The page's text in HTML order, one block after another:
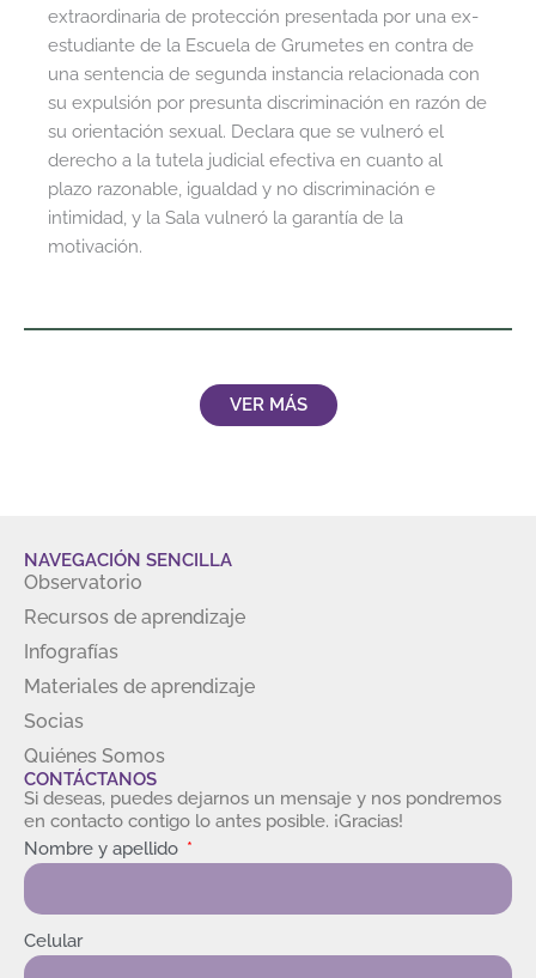
extraordinaria de protección presentada por una ex-
estudiante de la Escuela de Grumetes en contra de
una sentencia de segunda instancia relacionada con
su expulsión por presunta discriminación en razón de
su orientación sexual. Declara que se vulneró el
derecho a la tutela judicial efectiva en cuanto al
plazo razonable, igualdad y no discriminación e
intimidad, y la Sala vulneró la garantía de la
motivación.
VER MÁS
NAVEGACIÓN SENCILLA
Observatorio
Recursos de aprendizaje
Infografías
Materiales de aprendizaje
Socias
Quiénes Somos
CONTÁCTANOS
Si deseas, puedes dejarnos un mensaje y nos pondremos
en contacto contigo lo antes posible. ¡Gracias!
Nombre y apellido
Celular